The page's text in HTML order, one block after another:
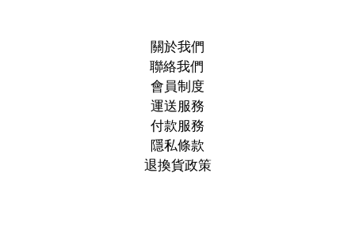
關於我們
聯絡我們
會員制度
運送服務
付款服務
隱私條款
退換貨政策